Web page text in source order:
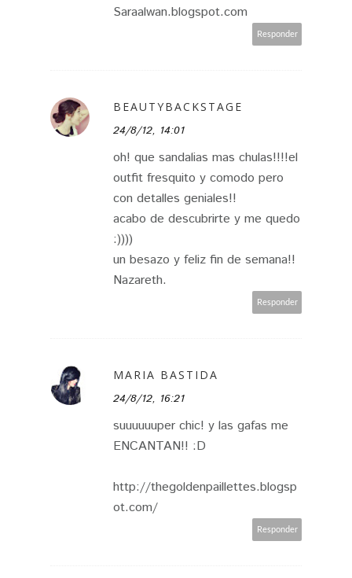
Saraalwan.blogspot.com
Responder
BEAUTYBACKSTAGE
24/8/12, 14:01
oh! que sandalias mas chulas!!!!el
outfit fresquito y comodo pero
con detalles geniales!!
acabo de descubrirte y me quedo
:))))
un besazo y feliz fin de semana!!
Nazareth.
Responder
MARIA BASTIDA
24/8/12, 16:21
suuuuuuper chic! y las gafas me
ENCANTAN!! :D
http://thegoldenpaillettes.blogsp
ot.com/
Responder